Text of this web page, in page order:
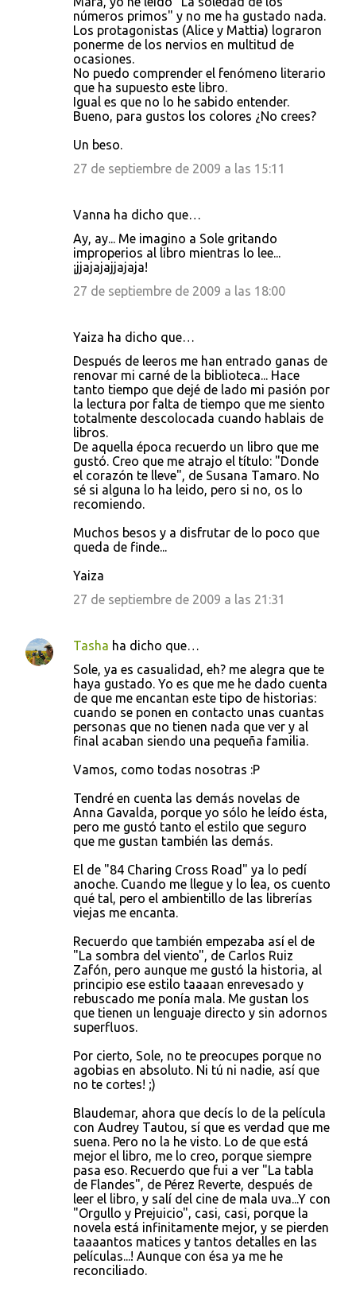
números primos" y no me ha gustado nada.
Los protagonistas (Alice y Mattia) lograron
ponerme de los nervios en multitud de
ocasiones.
No puedo comprender el fenómeno literario
que ha supuesto este libro.
Igual es que no lo he sabido entender.
Bueno, para gustos los colores ¿No crees?
Un beso.
27 de septiembre de 2009 a las 15:11
Vanna ha dicho que…
Ay, ay... Me imagino a Sole gritando
improperios al libro mientras lo lee...
¡jjajajajjajaja!
27 de septiembre de 2009 a las 18:00
Yaiza ha dicho que…
Después de leeros me han entrado ganas de
renovar mi carné de la biblioteca... Hace
tanto tiempo que dejé de lado mi pasión por
la lectura por falta de tiempo que me siento
totalmente descolocada cuando hablais de
libros.
De aquella época recuerdo un libro que me
gustó. Creo que me atrajo el título: "Donde
el corazón te lleve", de Susana Tamaro. No
sé si alguna lo ha leido, pero si no, os lo
recomiendo.
Muchos besos y a disfrutar de lo poco que
queda de finde...
Yaiza
27 de septiembre de 2009 a las 21:31
Tasha ha dicho que…
Sole, ya es casualidad, eh? me alegra que te
haya gustado. Yo es que me he dado cuenta
de que me encantan este tipo de historias:
cuando se ponen en contacto unas cuantas
personas que no tienen nada que ver y al
final acaban siendo una pequeña familia.
Vamos, como todas nosotras :P
Tendré en cuenta las demás novelas de
Anna Gavalda, porque yo sólo he leído ésta,
pero me gustó tanto el estilo que seguro
que me gustan también las demás.
El de "84 Charing Cross Road" ya lo pedí
anoche. Cuando me llegue y lo lea, os cuento
qué tal, pero el ambientillo de las librerías
viejas me encanta.
Recuerdo que también empezaba así el de
"La sombra del viento", de Carlos Ruiz
Zafón, pero aunque me gustó la historia, al
principio ese estilo taaaan enrevesado y
rebuscado me ponía mala. Me gustan los
que tienen un lenguaje directo y sin adornos
superfluos.
Por cierto, Sole, no te preocupes porque no
agobias en absoluto. Ni tú ni nadie, así que
no te cortes! ;)
Blaudemar, ahora que decís lo de la película
con Audrey Tautou, sí que es verdad que me
suena. Pero no la he visto. Lo de que está
mejor el libro, me lo creo, porque siempre
pasa eso. Recuerdo que fui a ver "La tabla
de Flandes", de Pérez Reverte, después de
leer el libro, y salí del cine de mala uva...Y con
"Orgullo y Prejuicio", casi, casi, porque la
novela está infinitamente mejor, y se pierden
taaaantos matices y tantos detalles en las
películas...! Aunque con ésa ya me he
reconciliado.